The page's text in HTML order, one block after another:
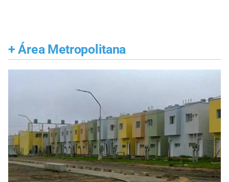
+ Área Metropolitana